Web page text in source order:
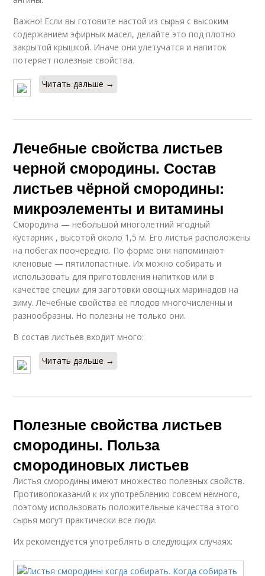
Важно! Если вы готовите настой из сырья с высоким
содержанием эфирных масел, делайте это под плотно
закрытой крышкой. Иначе они улетучатся и напиток
потеряет полезные свойства.
Читать дальше →
Лечебные свойства листьев
черной смородины. Состав
листьев чёрной смородины:
микроэлементы и витамины
Смородина — небольшой многолетний ягодный
кустарник , высотой около 1,5 м. Его листья расположены
на побегах поочередно. По форме они напоминают
кленовые — пятилопастные. Их можно собирать и
использовать для приготовления напитков или в
качестве специи для заготовки овощных маринадов на
зиму. Лечебные свойства её плодов многочисленны и
разнообразны. Но полезны не только они.
В состав листьев входит много:
Читать дальше →
Полезные свойства листьев
смородины. Польза
смородиновых листьев
Листья смородины имеют множество полезных свойств.
Противопоказаний к их употреблению совсем немного,
поэтому использовать положительные качества этого
сырья могут практически все люди.
Их рекомендуется употреблять в следующих случаях: